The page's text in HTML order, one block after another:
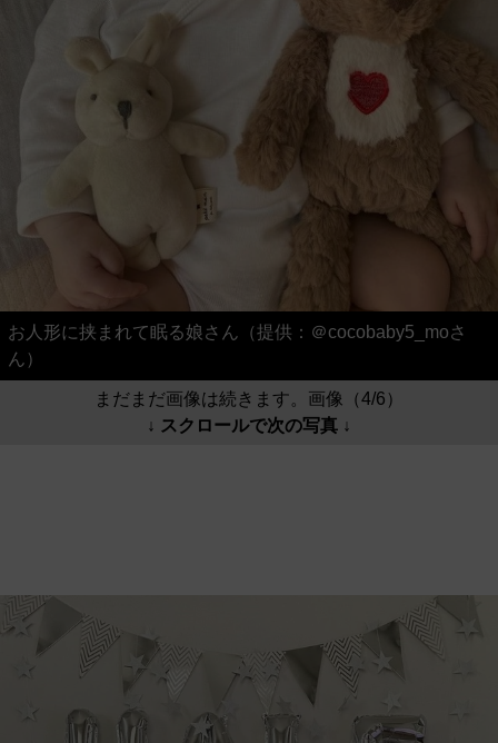
お人形に挟まれて眠る娘さん（提供：＠cocobaby5_moさ
ん）
まだまだ画像は続きます。画像（4/6）
↓ スクロールで次の写真 ↓